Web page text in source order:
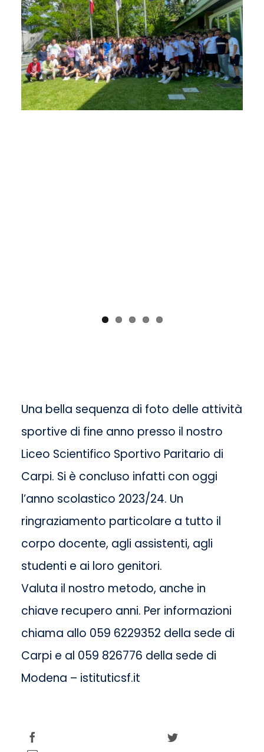
LAVORA CON NOI
CONTATTI
Una bella sequenza di foto delle attività
sportive di fine anno presso il nostro
Liceo Scientifico Sportivo Paritario di
Carpi. Si è concluso infatti con oggi
l’anno scolastico 2023/24. Un
ringraziamento particolare a tutto il
corpo docente, agli assistenti, agli
studenti e ai loro genitori.
Valuta il nostro metodo, anche in
chiave recupero anni. Per informazioni
chiama allo 059 6229352 della sede di
Carpi e al 059 826776 della sede di
Modena – istituticsf.it